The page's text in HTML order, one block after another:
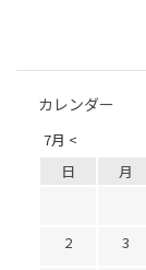
カレンダー
7月 <
日 月
2
3